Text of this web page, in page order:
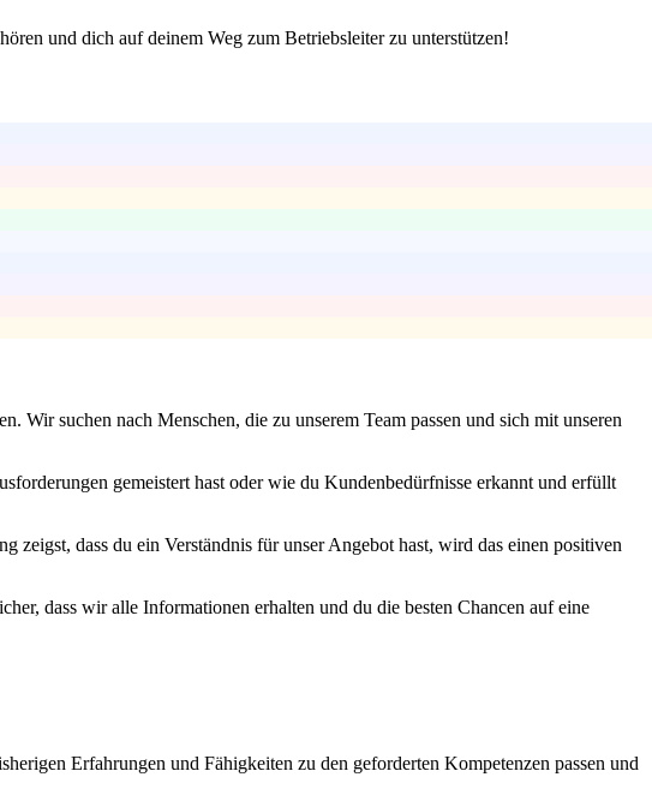
und dich auf deinem Weg zum Betriebsleiter zu unterstützen!
suchen nach Menschen, die zu unserem Team passen und sich mit unseren
gemeistert hast oder wie du Kundenbedürfnisse erkannt und erfüllt
dass du ein Verständnis für unser Angebot hast, wird das einen positiven
dass wir alle Informationen erhalten und du die besten Chancen auf eine
Erfahrungen und Fähigkeiten zu den geforderten Kompetenzen passen und